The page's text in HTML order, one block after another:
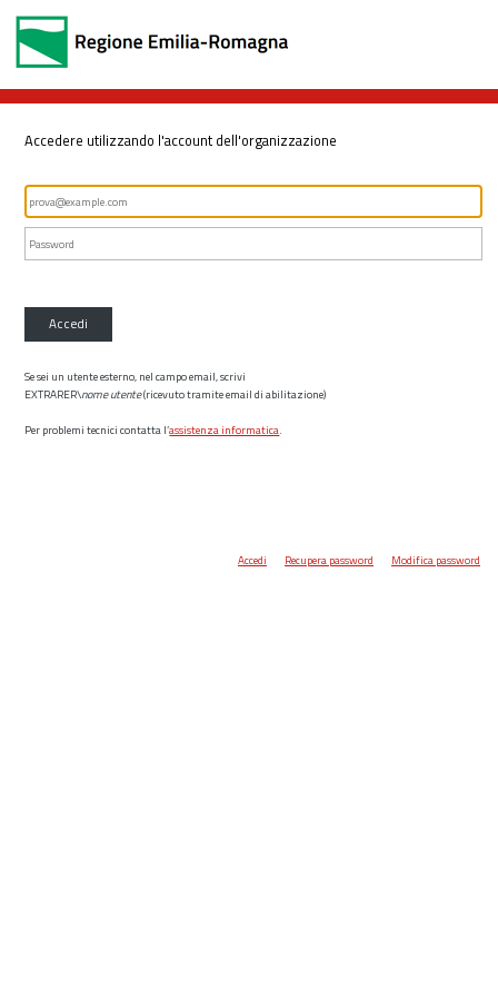
Accedere utilizzando l'account dell'organizzazione
Accedi
Se sei un utente esterno, nel campo email, scrivi
EXTRARER\nome utente(ricevuto tramite email di abilitazione)
Per problemi tecnici contatta l’assistenza informatica.
Accedi Recupera password Modifica password